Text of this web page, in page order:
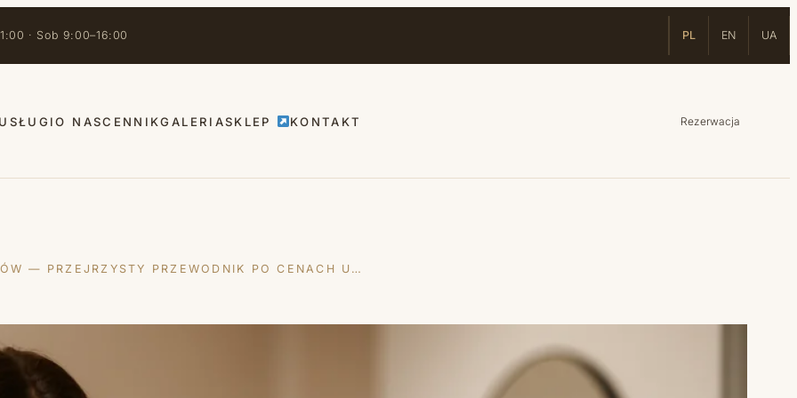
· Sob 9:00–16:00 PL EN UA
USŁUGIO NASCENNIKGALERIASKLEP KONTAKT Rezerwacja
— PRZEJRZYSTY PRZEWODNIK PO CENACH U…